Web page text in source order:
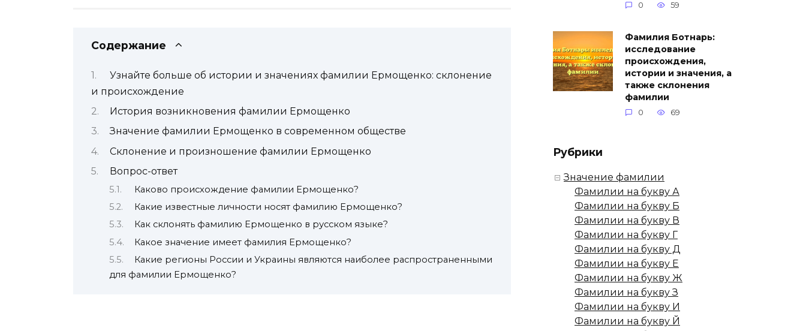
Содержание
Узнайте больше об истории и значениях фамилии Ермощенко: склонение
и происхождение
История возникновения фамилии Ермощенко
Значение фамилии Ермощенко в современном обществе
Склонение и произношение фамилии Ермощенко
Вопрос-ответ
Каково происхождение фамилии Ермощенко?
Какие известные личности носят фамилию Ермощенко?
Как склонять фамилию Ермощенко в русском языке?
Какое значение имеет фамилия Ермощенко?
Какие регионы России и Украины являются наиболее распространенными
для фамилии Ермощенко?
0 59
Фамилия Ботнарь:
исследование
происхождения,
истории и значения, а
также склонения
фамилии
0 69
Рубрики
Значение фамилии
Фамилии на букву А
Фамилии на букву Б
Фамилии на букву В
Фамилии на букву Г
Фамилии на букву Д
Фамилии на букву Е
Фамилии на букву Ж
Фамилии на букву З
Фамилии на букву И
Фамилии на букву Й